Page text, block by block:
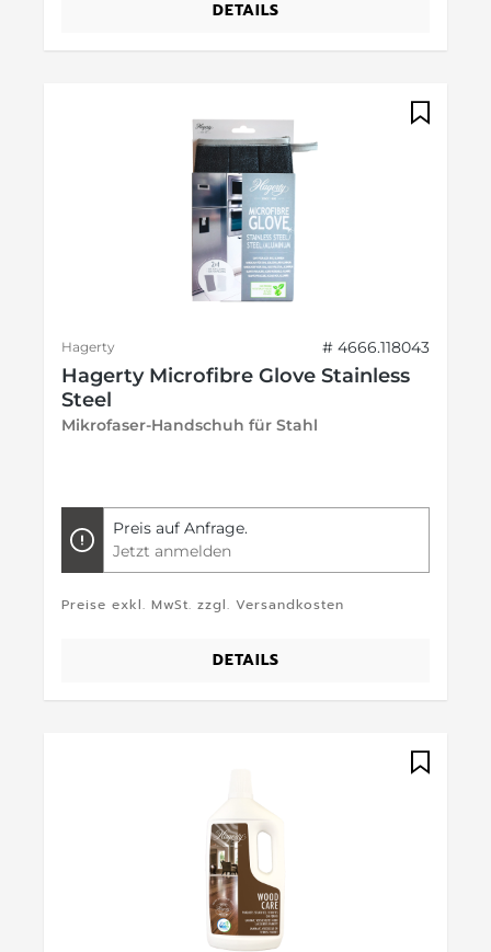
DETAILS
Hagerty # 4666.118043
Hagerty Microfibre Glove Stainless
Steel
Mikrofaser-Handschuh für Stahl
Preis auf Anfrage.
Jetzt anmelden
Preise exkl. MwSt. zzgl. Versandkosten
DETAILS